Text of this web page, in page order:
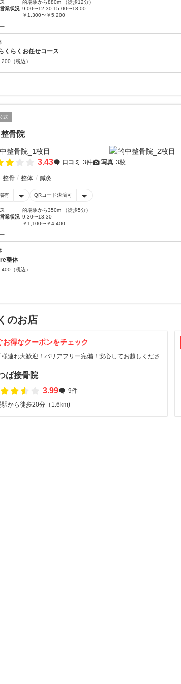
的場駅から880m （徒歩12分）
業状況 9:00〜12:30 15:00〜18:00
￥1,300〜￥5,200
くらくお任せコース
（税込）
式
骨院
3.43 口コミ 3件 写真 3枚
整骨 整体 鍼灸
有 QRコード決済可
的場駅から350m （徒歩5分）
業状況 9:30〜13:30
￥1,100〜￥4,400
整体
（税込）
のお店
お得なクーポンをチェック
様連れ大歓迎！バリアフリー完備！安心してお越しくださ
ば接骨院
3.99
9件
駅から徒歩20分（1.6km)